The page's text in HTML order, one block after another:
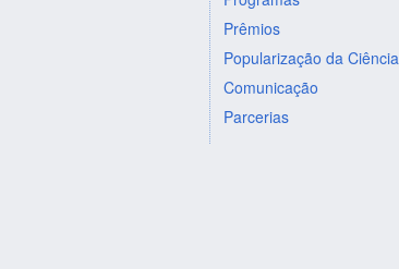
Prêmios
Popularização da Ciência
Comunicação
Parcerias